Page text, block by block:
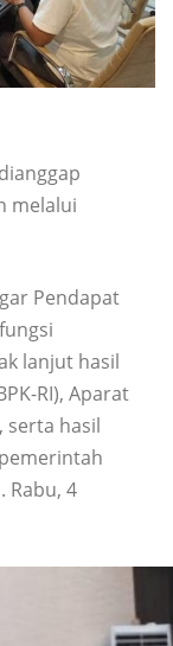
melalui
Pendapat
lanjut hasil
RI), Aparat
serta hasil
Rabu, 4